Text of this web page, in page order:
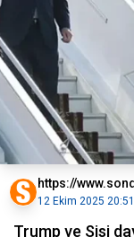
https://
12 Ekim 2025 20:51
Trump ve Sisi